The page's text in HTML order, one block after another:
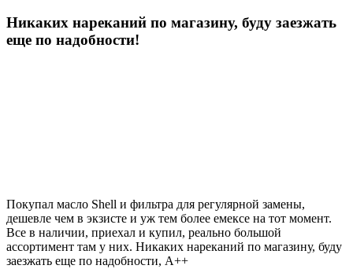
Никаких нареканий по магазину, буду заезжать
еще по надобности!
Покупал масло Shell и фильтра для регулярной замены,
дешевле чем в экзисте и уж тем более емексе на тот момент.
Все в наличии, приехал и купил, реально большой
ассортимент там у них. Никаких нареканий по магазину, буду
заезжать еще по надобности, A++